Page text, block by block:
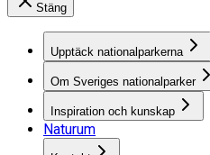
Stäng
Upptäck nationalparkerna
Om Sveriges nationalparker
Inspiration och kunskap
Naturum